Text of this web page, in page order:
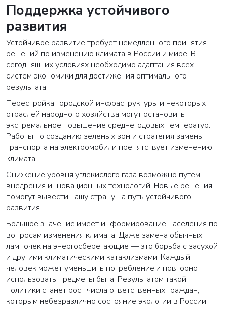
Поддержка устойчивого
развития
Устойчивое развитие требует немедленного принятия
решений по изменению климата в России и мире. В
сегодняшних условиях необходимо адаптация всех
систем экономики для достижения оптимального
результата.
Перестройка городской инфраструктуры и некоторых
отраслей народного хозяйства могут остановить
экстремальное повышение среднегодовых температур.
Работы по созданию зеленых зон и стратегия замены
транспорта на электромобили препятствует изменению
климата.
Снижение уровня углекислого газа возможно путем
внедрения инновационных технологий. Новые решения
помогут вывести нашу страну на путь устойчивого
развития.
Большое значение имеет информирование населения по
вопросам изменения климата. Даже замена обычных
лампочек на энергосберегающие — это борьба с засухой
и другими климатическими катаклизмами. Каждый
человек может уменьшить потребление и повторно
использовать предметы быта. Результатом такой
политики станет рост числа ответственных граждан,
которым небезразлично состояние экологии в России.
ВАША ЗАЯВКА ОТПРАВЛЕНА
в ближайшее время наши менеджеры
свяжутся с вами
Закрыть